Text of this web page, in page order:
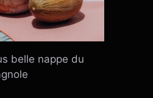
belle nappe du